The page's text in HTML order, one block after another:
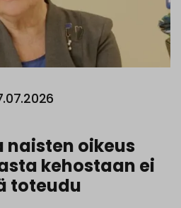
naisten oikeus
kehostaan ei
toteudu